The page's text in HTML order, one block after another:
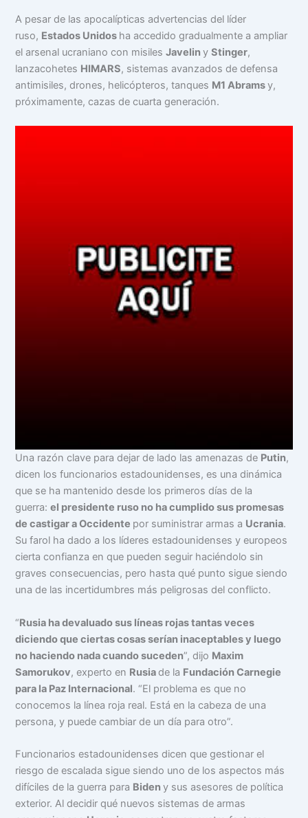
A pesar de las apocalípticas advertencias del líder
ruso, Estados Unidos ha accedido gradualmente a ampliar
el arsenal ucraniano con misilesJavelinyStinger,
lanzacohetes HIMARS, sistemas avanzados de defensa
antimisiles, drones, helicópteros, tanques M1 Abramsy,
próximamente, cazas de cuarta generación.
Una razón clave para dejar de lado las amenazas de Putin,
dicen los funcionarios estadounidenses, es una dinámica
que se ha mantenido desde los primeros días de la
guerra:el presidente ruso no ha cumplido sus promesas
de castigar a Occidente por suministrar armas a Ucrania.
Su farol ha dado a los líderes estadounidenses y europeos
cierta confianza en que pueden seguir haciéndolo sin
graves consecuencias, pero hasta qué punto sigue siendo
una de las incertidumbres más peligrosas del conflicto.
“Rusia ha devaluado sus líneas rojas tantas veces
diciendo que ciertas cosas serían inaceptables y luego
no haciendo nada cuando suceden”, dijo Maxim
Samorukov, experto en Rusia de la Fundación Carnegie
para la Paz Internacional. “El problema es que no
conocemos la línea roja real. Está en la cabeza de una
persona, y puede cambiar de un día para otro”.
Funcionarios estadounidenses dicen que gestionar el
riesgo de escalada sigue siendo uno de los aspectos más
difíciles de la guerra para Bideny sus asesores de política
exterior. Al decidir qué nuevos sistemas de armas